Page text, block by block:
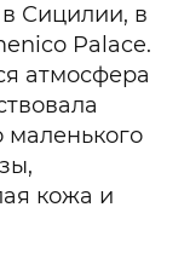
в Сицилии, в
Palace.
атмосфера
маленького
кожа и